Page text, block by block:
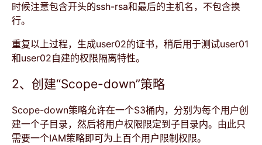
时候注意包含开头的ssh-rsa和最后的主机名，不包含换
行。
重复以上过程，生成user02的证书，稍后用于测试user01
和user02自建的权限隔离特性。
2、创建“Scope-down”策略
Scope-down策略允许在一个S3桶内，分别为每个用户创
建一个子目录，然后将用户权限限定到子目录内。由此只
需要一个IAM策略即可为上百个用户限制权限。